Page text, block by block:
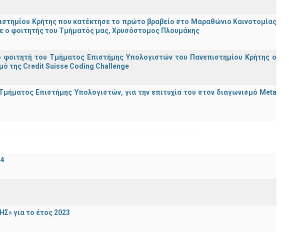
Κρήτης που κατέκτησε το πρώτο βραβείο στο Μαραθώνιο Καινοτομίας
ο φοιτητής του Τμήματός μας, Χρυσόστομος Πλουμάκης
του Τμήματος Επιστήμης Υπολογιστών του Πανεπιστημίου Κρήτης ο
της Credit Suisse Coding Challenge
Επιστήμης Υπολογιστών, για την επιτυχία του στον διαγωνισμό Meta
για το έτος 2023